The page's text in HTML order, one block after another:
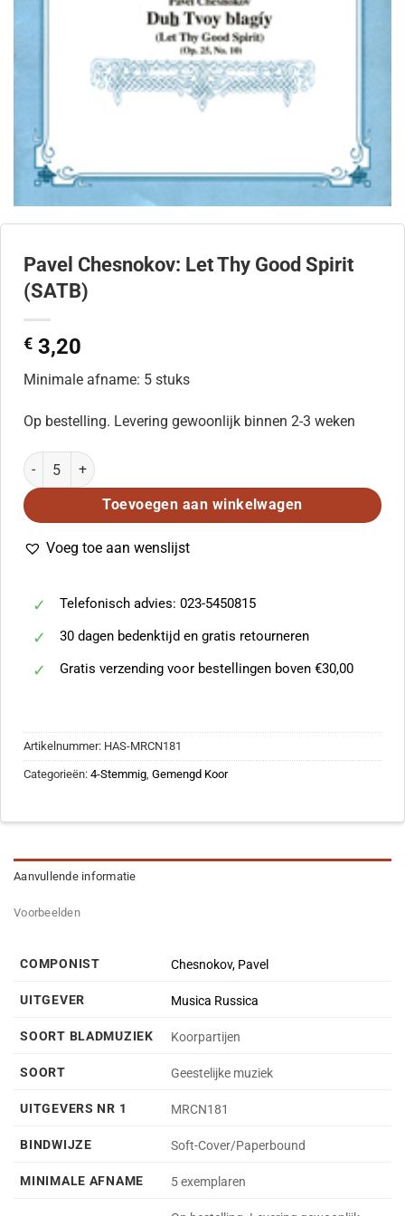
Pavel Chesnokov: Let Thy Good Spirit
(SATB)
€ 3,20
Minimale afname: 5 stuks
Op bestelling. Levering gewoonlijk binnen 2-3 weken
Pavel Chesnokov: Let Thy Good Spirit (SATB) aantal
Toevoegen aan winkelwagen
Voeg toe aan wenslijst
Telefonisch advies: 023-5450815
30 dagen bedenktijd en gratis retourneren
Gratis verzending voor bestellingen boven €30,00
Artikelnummer: HAS-MRCN181
Categorieën: 4-Stemmig Gemengd Koor
Aanvullende informatie
Voorbeelden
COMPONIST Chesnokov, Pavel
UITGEVER Musica Russica
SOORT BLADMUZIEK Koorpartijen
SOORT Geestelijke muziek
UITGEVERS NR 1 MRCN181
BINDWIJZE Soft-Cover/Paperbound
MINIMALE AFNAME 5 exemplaren